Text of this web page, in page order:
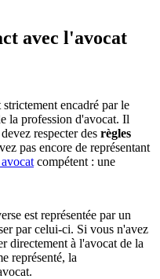
avec l'avocat
strictement encadré par le
la profession d'avocat. Il
respecter des règles
pas encore de représentant
compétent : une
est représentée par un
par celui-ci. Si vous n'avez
directement à l'avocat de la
représenté, la